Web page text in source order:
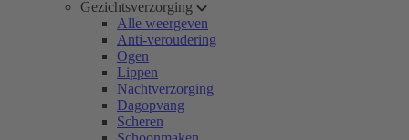
Gezichtsverzorging
Alle weergeven
Anti-veroudering
Ogen
Lippen
Nachtverzorging
Dagopvang
Scheren